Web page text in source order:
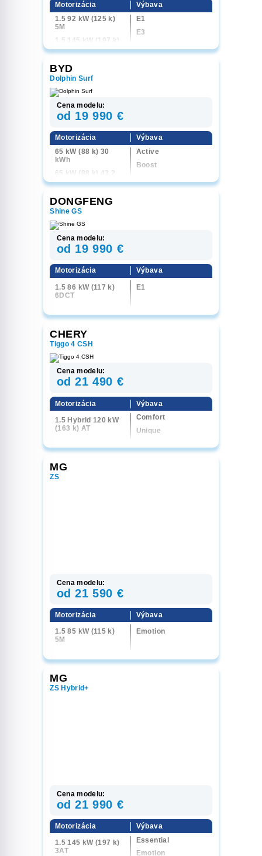
Motorizácia
1.5 92 kW (125 k)
5M
1.5 145 kW (197 k)
6AT
Výbava
E1
E3
BYD
Dolphin Surf
Cena modelu:
od 19 990 €
Motorizácia
65 kW (88 k) 30
kWh
65 kW (88 k) 43,2
kWh
kWh
Výbava
Active
Boost
DONGFENG
Shine GS
Cena modelu:
od 19 990 €
Motorizácia
1.5 86 kW (117 k)
6DCT
Výbava
E1
CHERY
Tiggo 4 CSH
Cena modelu:
od 21 490 €
Motorizácia
1.5 Hybrid 120 kW
(163 k) AT
Výbava
Comfort
Unique
MG
ZS
Cena modelu:
od 21 590 €
Motorizácia
1.5 85 kW (115 k)
5M
Výbava
Emotion
MG
ZS Hybrid+
Cena modelu:
od 21 990 €
Motorizácia
1.5 145 kW (197 k)
3AT
Výbava
Essential
Emotion